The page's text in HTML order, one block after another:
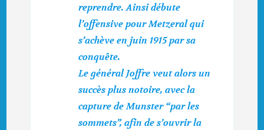
reprendre. Ainsi débute
l’offensive pour Metzeral qui
s’achève en juin 1915 par sa
conquête.
Le général Joffre veut alors un
succès plus notoire, avec la
capture de Munster “par les
sommets”, afin de s’ouvrir la